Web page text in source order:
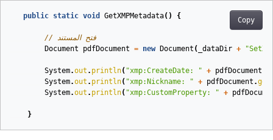
Copy
public static void GetXMPMetadata() {
// فتح المستند
Document
pdfDocument = new Document ( _dataDir +
System.out . println( "xmp:CreateDate: " + pdfDocument
System.out . println( "xmp:Nickname: " + pdfDocument .
System.out . println( "xmp:CustomProperty: " +
}